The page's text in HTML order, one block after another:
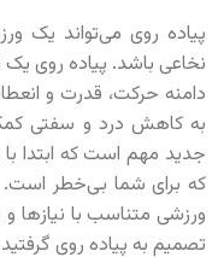
پیاده روی می‌تواند یک
نخاعی باشد. پیاده روی
دامنه حرکت، قدرت و
به کاهش درد و سفتی کمک
جدید مهم است که ابتدا
که برای شما بی‌خطر
ورزشی متناسب با نیازها
تصمیم به پیاده روی